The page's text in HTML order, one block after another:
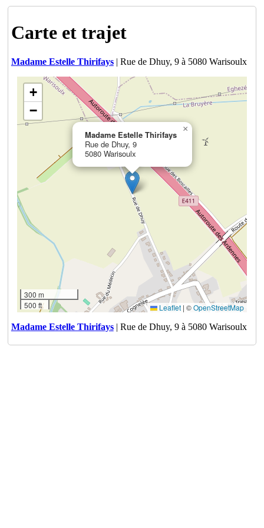
Carte et trajet
Madame Estelle Thirifays| Rue de Dhuy, 9 à 5080 Warisoulx
Madame Estelle Thirifays
Rue de Dhuy, 9
5080 Warisoulx
×
+
−
300 m
500 ft
Leaflet | ©OpenStreetMap
Madame Estelle Thirifays| Rue de Dhuy, 9 à 5080 Warisoulx